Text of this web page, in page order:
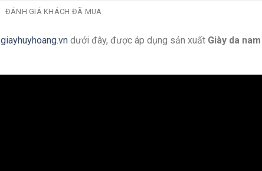
ĐÁNH GIÁ KHÁCH ĐÃ MUA
giayhuyhoang.vn dưới đây, được áp dụng sản xuất Giày da